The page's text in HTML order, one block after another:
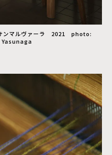
ンマルヴァーラ 2021 photo: